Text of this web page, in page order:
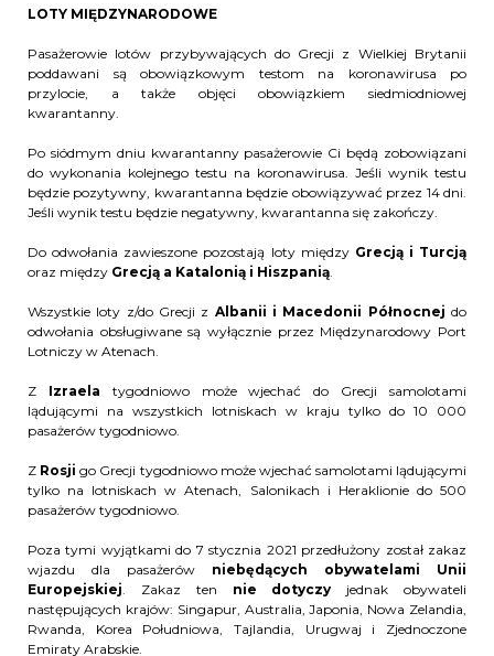
LOTY MIĘDZYNARODOWE
Pasażerowie lotów przybywających do Grecji z Wielkiej Brytanii
poddawani są obowiązkowym testom na koronawirusa po
przylocie, a także objęci obowiązkiem siedmiodniowej
kwarantanny.
Po siódmym dniu kwarantanny pasażerowie Ci będą zobowiązani
do wykonania kolejnego testu na koronawirusa. Jeśli wynik testu
będzie pozytywny, kwarantanna będzie obowiązywać przez 14 dni.
Jeśli wynik testu będzie negatywny, kwarantanna się zakończy.
Do odwołania zawieszone pozostają loty między Grecją i Turcją
oraz między Grecją a Katalonią i Hiszpanią.
Wszystkie loty z/do Grecji z Albanii i Macedonii Północnej do
odwołania obsługiwane są wyłącznie przez Międzynarodowy Port
Lotniczy w Atenach.
Z Izraela tygodniowo może wjechać do Grecji samolotami
lądującymi na wszystkich lotniskach w kraju tylko do 10 000
pasażerów tygodniowo.
Z Rosji go Grecji tygodniowo może wjechać samolotami lądującymi
tylko na lotniskach w Atenach, Salonikach i Heraklionie do 500
pasażerów tygodniowo.
Poza tymi wyjątkami do 7 stycznia 2021 przedłużony został zakaz
wjazdu dla pasażerów niebędących obywatelami Unii
Europejskiej. Zakaz ten nie dotyczy jednak obywateli
następujących krajów: Singapur, Australia, Japonia, Nowa Zelandia,
Rwanda, Korea Południowa, Tajlandia, Urugwaj i Zjednoczone
Emiraty Arabskie.